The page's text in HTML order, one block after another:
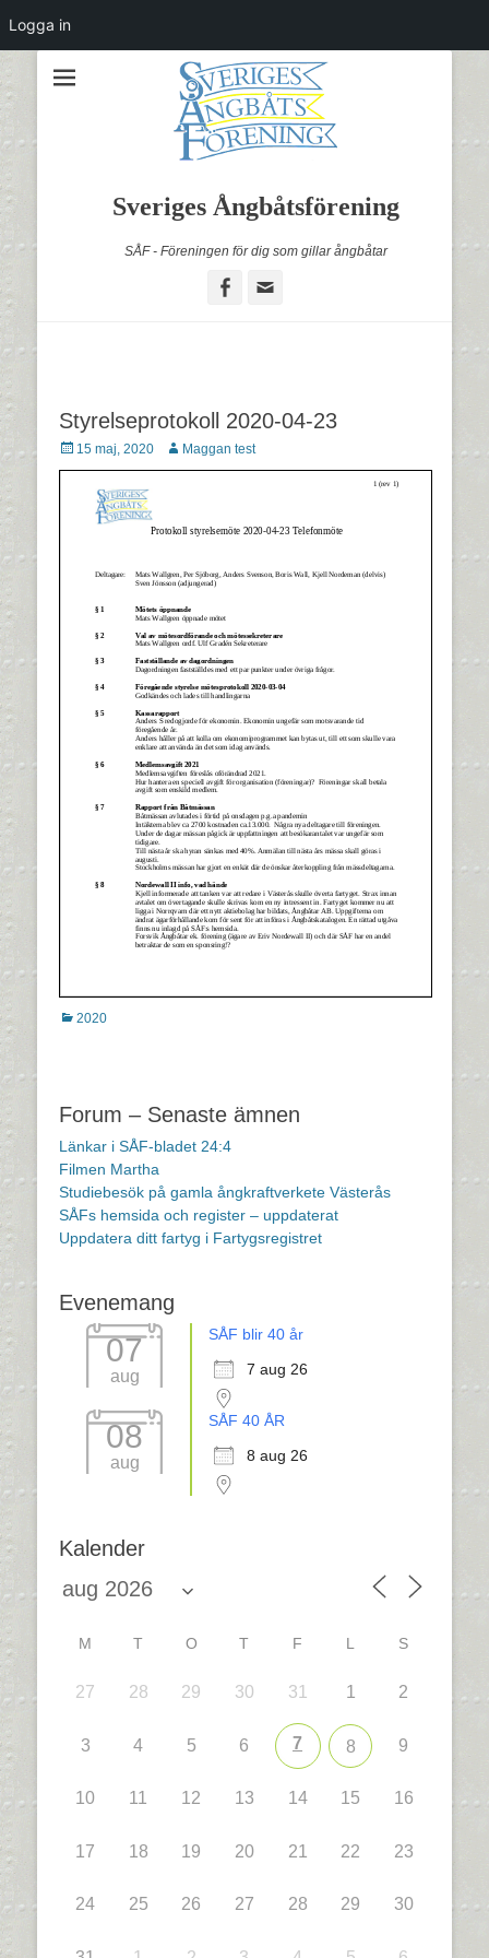
Sveriges Ångbåtsförening
SÅF - Föreningen för dig som gillar ångbåtar
Facebook
Styrelseprotokoll 2020-04-23
Postades
den
15 maj, 2020 Författare
Maggan test
Kategorier
2020
Forum – Senaste ämnen
Länkar i SÅF-bladet 24:4
Filmen Martha
Studiebesök på gamla ångkraftverkete Västerås
SÅFs hemsida och register – uppdaterat
Uppdatera ditt fartyg i Fartygsregistret
Evenemang
07
aug
SÅF blir 40 år
7 aug 26
08
aug
SÅF 40 ÅR
8 aug 26
Kalender
M T O T F L S
27 28 29 30 31 1 2
3 4 5 6 7 8 9
10 11 12 13 14 15 16
17 18 19 20 21 22 23
24 25 26 27 28 29 30
Logga in